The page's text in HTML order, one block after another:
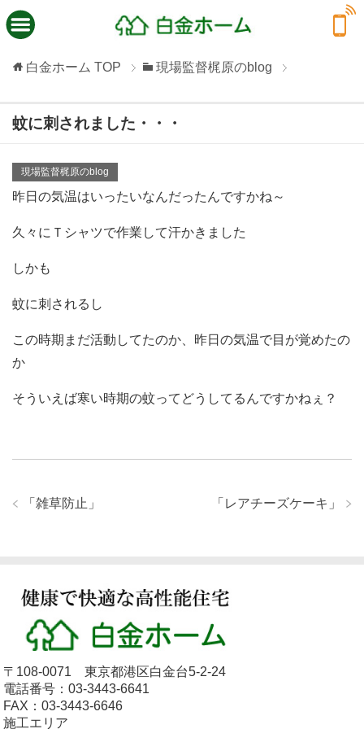
白金ホーム TOP 現場監督梶原のblog
蚊に刺されました・・・
現場監督梶原のblog
昨日の気温はいったいなんだったんですかね～
久々にＴシャツで作業して汗かきました
しかも
蚊に刺されるし
この時期まだ活動してたのか、昨日の気温で目が覚めたの
か
そういえば寒い時期の蚊ってどうしてるんですかねぇ？
「 レアチーズケーキ 」
「 雑草防止 」
〒108-0071 東京都港区白金台5-2-24
電話番号：03-3443-6641
FAX：03-3443-6646
施工エリア